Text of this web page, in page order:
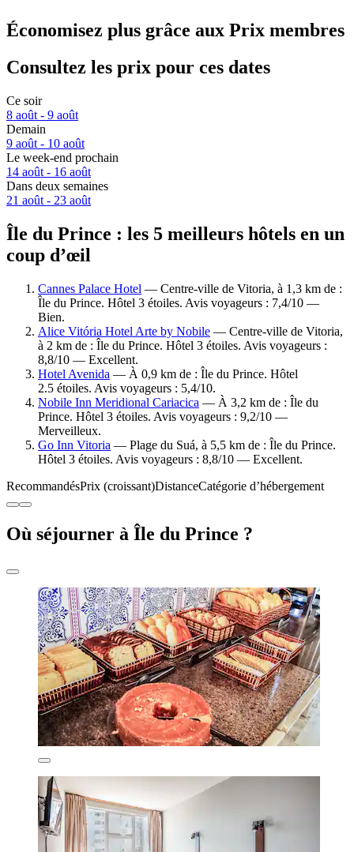
Économisez plus grâce aux Prix membres
Consultez les prix pour ces dates
Ce soir
8 août - 9 août
Demain
9 août - 10 août
Le week-end prochain
14 août - 16 août
Dans deux semaines
21 août - 23 août
Île du Prince : les 5 meilleurs hôtels en un
coup d’œil
Cannes Palace Hotel — Centre-ville de Vitoria, à 1,3 km de :
Île du Prince. Hôtel 3 étoiles. Avis voyageurs : 7,4/10 —
Bien.
Alice Vitória Hotel Arte by Nobile — Centre-ville de Vitoria,
à 2 km de : Île du Prince. Hôtel 3 étoiles. Avis voyageurs :
8,8/10 — Excellent.
Hotel Avenida — À 0,9 km de : Île du Prince. Hôtel
2.5 étoiles. Avis voyageurs : 5,4/10.
Nobile Inn Meridional Cariacica — À 3,2 km de : Île du
Prince. Hôtel 3 étoiles. Avis voyageurs : 9,2/10 —
Merveilleux.
Go Inn Vitoria — Plage du Suá, à 5,5 km de : Île du Prince.
Hôtel 3 étoiles. Avis voyageurs : 8,8/10 — Excellent.
RecommandésPrix (croissant)DistanceCatégorie d’hébergement
Où séjourner à Île du Prince ?